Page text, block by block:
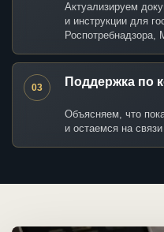
Актуализируем
и инструкции для
03 Поддержка по
Объясняем, что
и остаемся на